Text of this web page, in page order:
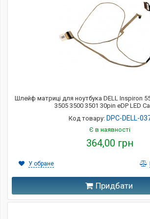
Шлейф матриці для ноутбука DELL Inspiron
3505 3500 3501 30pin eDP LED
Код товару: DPC-DELL-
Є в наявності
364,00 грн
Придбати
У обране